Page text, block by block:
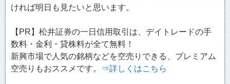
ければ明日も見たいと思います。
【PR】松井証券の一日信用取引は、デイトレードの手
数料・金利・貸株料が全て無料！
新興市場で人気の銘柄などを空売りできる、プレミアム
空売りもおススメです。
⇒詳しくはこちら